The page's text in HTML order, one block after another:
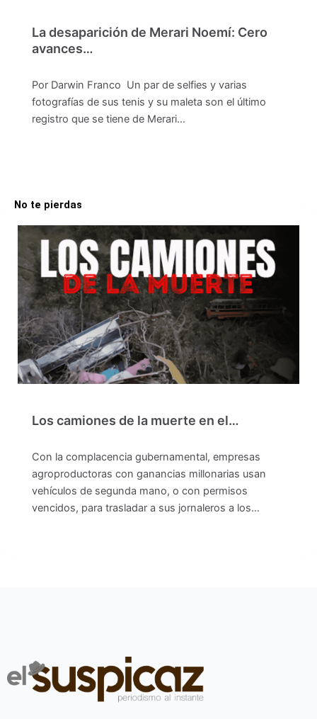
La desaparición de Merari Noemí: Cero
avances…
Por Darwin Franco Un par de selfies y varias
fotografías de sus tenis y su maleta son el último
registro que se tiene de Merari…
No te pierdas
Los camiones de la muerte en el…
Con la complacencia gubernamental, empresas
agroproductoras con ganancias millonarias usan
vehículos de segunda mano, o con permisos
vencidos, para trasladar a sus jornaleros a los…